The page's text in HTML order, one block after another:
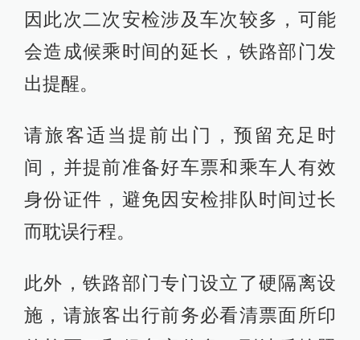
因此次二次安检涉及车次较多，可能
会造成候乘时间的延长，铁路部门发
出提醒。
请旅客适当提前出门，预留充足时
间，并提前准备好车票和乘车人有效
身份证件，避免因安检排队时间过长
而耽误行程。
此外，铁路部门专门设立了硬隔离设
施，请旅客出行前务必看清票面所印